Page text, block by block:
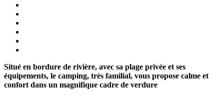
Situé en bordure de rivière, avec sa plage privée et ses
équipements, le camping, très familial, vous propose calme et
confort dans un magnifique cadre de verdure